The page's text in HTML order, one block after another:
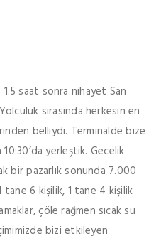
saat sonra nihayet San
sırasında herkesin en
belliydi. Terminalde bize
yerleştik. Gecelik
bir pazarlık sonunda 7.000
6 kişilik, 1 tane 4 kişilik
çöle rağmen sıcak su
bizi etkileyen